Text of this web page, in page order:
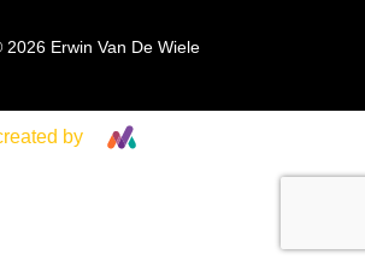
2026 Erwin Van De Wiele
by